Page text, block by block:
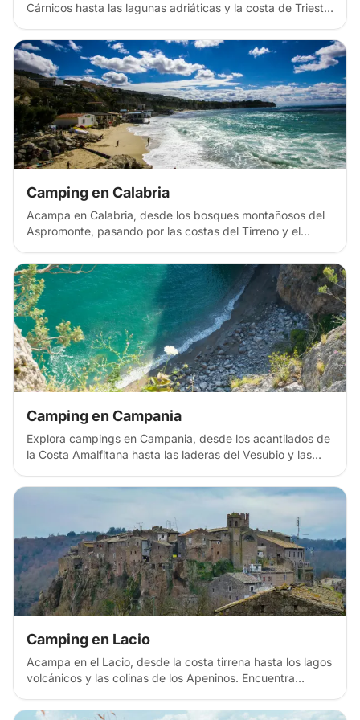
Cárnicos hasta las lagunas adriáticas y la costa de Trieste.
vinícolas y campings junto al mar en el noreste de Italia,
con una fusión cultural austro-italiana, valles de vino
blanco y arquitectura de los Habsburgo, perfecta para
aventuras en la región fronteriza.
Camping en Calabria
Acampa en Calabria, desde los bosques montañosos del
Aspromonte, pasando por las costas del Tirreno y el
lugares de acampada libre junto a la playa, refugios de
montaña y campings costeros en la punta de la bota de
Italia, con espectaculares vistas al mar, gastronomía
exquisita y paisajes escarpados que combinan montaña y
mar, perfectos para aventuras en la playa y la naturaleza.
Camping en Campania
Explora campings en Campania, desde los acantilados de
la Costa Amalfitana hasta las laderas del Vesubio y las
parcelas para autocaravanas, campings privados y
parcelas para tiendas de campaña por todo el sur de
Italia, con espectaculares paisajes costeros, Nápoles (la
cuna de la pizza) y ruinas antiguas, perfectas para
aventuras costeras y culturales.
Camping en Lacio
Acampa en el Lacio, desde la costa tirrena hasta los lagos
volcánicos y las colinas de los Apeninos. Encuentra
escalas en la zona de Roma por toda la Italia central, con